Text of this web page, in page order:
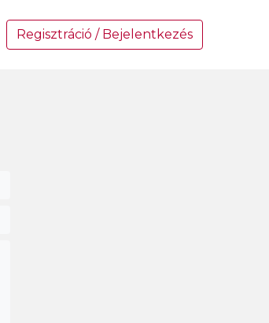
Regisztráció / Bejelentkezés